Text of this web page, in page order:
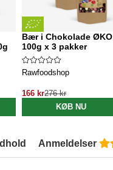
Bær i Chokolade ØKO
100g x 3 pakker
Rawfoodshop
166 kr276 kr
KØB NU
Anmeldelser